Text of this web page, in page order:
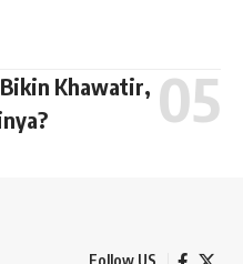
Khawatir,
Follow US